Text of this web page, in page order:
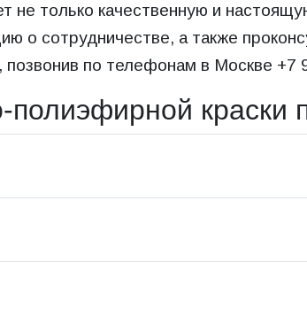
не только качественную и
сотрудничестве, а также
по телефонам в Москве
краски